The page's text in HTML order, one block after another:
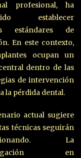
profesional, ha
establecer
estándares de
En este contexto,
ocupan un
dentro de las
de intervención
la pérdida dental.
actual sugiere
técnicas seguirán
La
en